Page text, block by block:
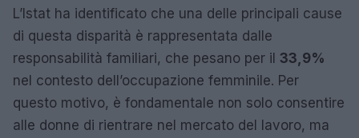
L’Istat ha identificato che una delle principali cause
di questa disparità è rappresentata dalle
responsabilità familiari, che pesano per il 33,9%
nel contesto dell’occupazione femminile. Per
questo motivo, è fondamentale non solo consentire
alle donne di rientrare nel mercato del lavoro, ma